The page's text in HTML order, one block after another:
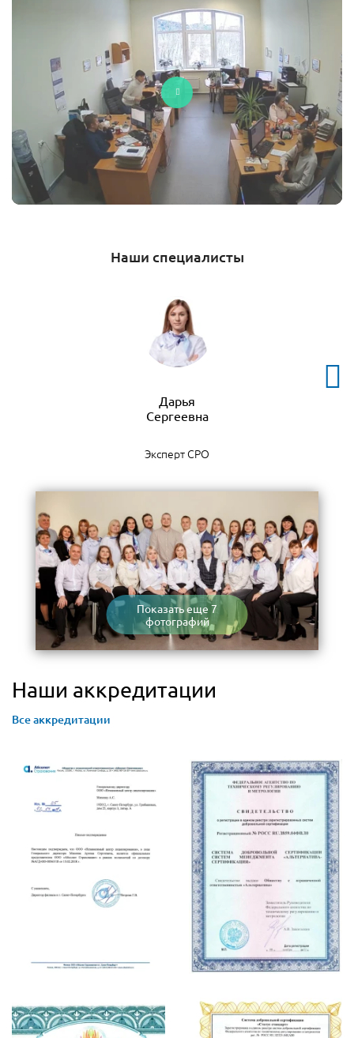
Наши специалисты
Дарья
Сергеевна
Эксперт СРО
Показать еще 7
фотографий
Наши аккредитации
Все аккредитации